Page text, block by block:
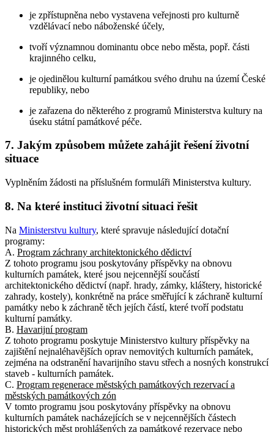
je zpřístupněna nebo vystavena veřejnosti pro kulturně
vzdělávací nebo náboženské účely,
tvoří významnou dominantu obce nebo města, popř. části
krajinného celku,
je ojedinělou kulturní památkou svého druhu na území České
republiky, nebo
je zařazena do některého z programů Ministerstva kultury na
úseku státní památkové péče.
7. Jakým způsobem můžete zahájit řešení životní
situace
Vyplněním žádosti na příslušném formuláři Ministerstva kultury.
8. Na které instituci životní situaci řešit
Na Ministerstvu kultury, které spravuje následující dotační
programy:
A. Program záchrany architektonického dědictví
Z tohoto programu jsou poskytovány příspěvky na obnovu
kulturních památek, které jsou nejcennější součástí
architektonického dědictví (např. hrady, zámky, kláštery, historické
zahrady, kostely), konkrétně na práce směřující k záchraně kulturní
památky nebo k záchraně těch jejích částí, které tvoří podstatu
kulturní památky.
B. Havarijní program
Z tohoto programu poskytuje Ministerstvo kultury příspěvky na
zajištění nejnaléhavějších oprav nemovitých kulturních památek,
zejména na odstranění havarijního stavu střech a nosných konstrukcí
staveb - kulturních památek.
C. Program regenerace městských památkových rezervací a
městských památkových zón
V tomto programu jsou poskytovány příspěvky na obnovu
kulturních památek nacházejících se v nejcennějších částech
historických měst prohlášených za památkové rezervace nebo